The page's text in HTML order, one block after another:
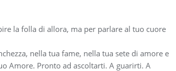
la folla di allora, ma per parlare al tuo cuore
nella tua fame, nella tua sete di amore e
Amore. Pronto ad ascoltarti. A guarirti. A